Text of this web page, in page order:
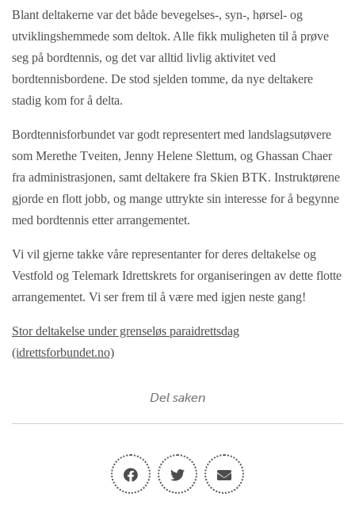
Blant deltakerne var det både bevegelses-, syn-, hørsel- og
utviklingshemmede som deltok. Alle fikk muligheten til å prøve
seg på bordtennis, og det var alltid livlig aktivitet ved
bordtennisbordene. De stod sjelden tomme, da nye deltakere
stadig kom for å delta.
Bordtennisforbundet var godt representert med landslagsutøvere
som Merethe Tveiten, Jenny Helene Slettum, og Ghassan Chaer
fra administrasjonen, samt deltakere fra Skien BTK. Instruktørene
gjorde en flott jobb, og mange uttrykte sin interesse for å begynne
med bordtennis etter arrangementet.
Vi vil gjerne takke våre representanter for deres deltakelse og
Vestfold og Telemark Idrettskrets for organiseringen av dette flotte
arrangementet. Vi ser frem til å være med igjen neste gang!
Stor deltakelse under grenseløs paraidrettsdag
(idrettsforbundet.no)
Del saken